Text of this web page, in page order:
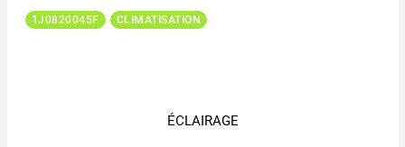
1J0820045F CLIMATISATION
ÉCLAIRAGE